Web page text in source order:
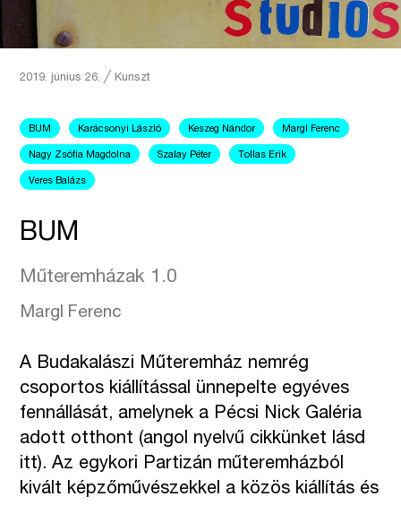
2019. június 26.╱ Kunszt
BUM Karácsonyi László Keszeg Nándor Margl Ferenc
Nagy Zsófia Magdolna Szalay Péter Tollas Erik
Veres Balázs
BUM
Műteremházak 1.0
Margl Ferenc
A Budakalászi Műteremház nemrég
csoportos kiállítással ünnepelte egyéves
fennállását, amelynek a Pécsi Nick Galéria
adott otthont (angol nyelvű cikkünket lásd
itt). Az egykori Partizán műteremházból
kivált képzőművészekkel a közös kiállítás és